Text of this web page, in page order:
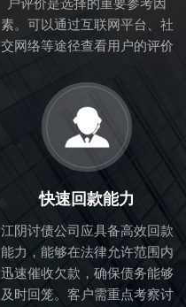
素。可以通过互联网平台、社
交网络等途径查看用户的评价
服务质量。
快速回款能力
江阴讨债公司应具备高效回款
能力，能够在法律允许范围内
迅速催收欠款，确保债务能够
及时回笼。客户需重点考察讨